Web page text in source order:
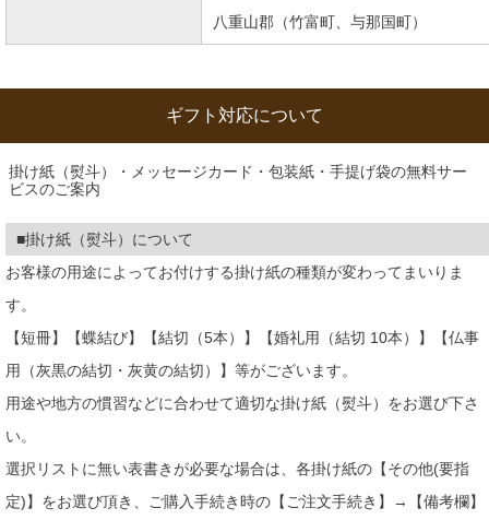
八重山郡（竹富町、与那国町）
ギフト対応について
掛け紙（熨斗）・メッセージカード・包装紙・手提げ袋の無料サー
ビスのご案内
■掛け紙（熨斗）について
お客様の用途によってお付けする掛け紙の種類が変わってまいりま
す。
【短冊】【蝶結び】【結切（5本）】【婚礼用（結切 10本）】【仏事
用（灰黒の結切・灰黄の結切）】等がございます。
用途や地方の慣習などに合わせて適切な掛け紙（熨斗）をお選び下さ
い。
選択リストに無い表書きが必要な場合は、各掛け紙の【その他(要指
定)】をお選び頂き、ご購入手続き時の【ご注文手続き】→【備考欄】